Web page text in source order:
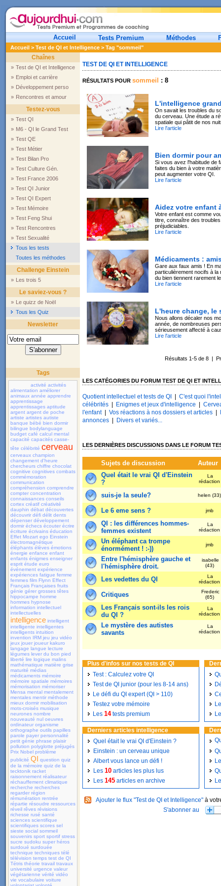
Accueil Tests Premium Méthodes
Accueil > Test de QI et Intelligence > Tag "sommeil"
Chaînes
» Test de QI et Intelligence
» Emploi et carrière
» Développement perso
» Rencontres et amour
Testez-vous
» Test QI
» M6 - QI le Grand Test
» Test QE
» Test Métier
» Test Bilan Pro
» Test Culture Gén.
» Test France 2006
» Test QI Junior
» Test QI Expert
» Test Mémoire
» Test Feng Shui
» Test Rencontres
» Test Sexualité
Tous les tests
Toutes les méthodes
Challenge Einstein
» Les trois 5
Le saviez-vous ?
» Le quizz de Noël
Tous les Quiz
Newsletter
Tags
activité activités
alimentation améliorer
animaux année apprendre
apprentissage
apprentissages aptitude
argent argent de poche
artiste artistes autiste
banque bébé bien dormir
bilingue bodylanguage
budget café calcul mental
capacité capacités casse-
tête célébrité cerveau
cerveaux champion
changement d'heure
chercheurs chiffre chocolat
cognitive cognitives combats
commémoration
communication
compréhension comprendre
compter concentration
connaissances conseils
cortex créatif créativité
dauphin débat découvertes
découvrir défi délit dents
dépenser développement
dormir échecs écouter écrire
écriture écrivains éducation
Effet Mozart ego Einstein
électromagnétique
éléphants élèves émotions
énergie enfance enfant
enfants énigmes enseigner
esprit étude euro
événement expérience
expériences fatigue femme
femmes film Flynn Effect
Français Françaises fruits
génie gérer grosses têtes
hippocampe homme
hommes hypnose
information intellectuel
intellectuelles
intelligence intelligent
intelligente intelligentes
intelligents intuition
invention IRM jeu jeu vidéo
jeux jouer joueur kakuro
langage langue lecture
légumes lever du bon pied
liberté lire logique malins
mathématique matière grise
maturité médias
médicaments mémoire
mémoire spatiale mémoires
mémorisation mémoriser
Mensa mental mentalement
mentales mentir méthode
mieux dormir mobilisation
mots-croisés musique
neurones nombre
nouveauté nul oeuvres
ordinateur organisme
orthographe outils papilles
parole payer personnalité
petit génie phrase plaisir
pollution polyglotte préjugés
Prix Nobel problème
publicité QI question quiz
de la mémoire quiz de la
tecktonik racket
raisonnement réalisateur
réchauffement climatique
recherche recherches
regarder région
rémunération rentrée
répartie résoudre ressources
réveil rêves révisions
richesse rusé santé
sciences scientifique
scientifiques scores sel
sieste social sommeil
souvenirs sport sportif stress
sucre sudoku super héros
surdoué surdouée
technique techniques télé
télévision temps test de QI
Tétris théorie travail travaux
université urgence valeur
végétarienne vérité vidéo
vie vocabulaire voiture
TEST DE QI ET INTELLIGENCE
RÉSULTATS POUR sommeil : 8
L'intelligence
On savait les troubles du
du cerveau. Une étude a
spatiale qui pâtit de nos
Lire l'article
Bien dormir pour
Si vous avez l'habitude de
faites du bien à votre
peut augmenter votre QI.
Lire l'article
Aidez votre enfant
Votre enfant est comme
titre, connaître des
préjudiciables.
Lire l'article
Médicaments :
Gare aux faux amis ! En
particulièrement nocifs à
du bien tiennent rarement
Lire l'article
L'heure change, le
Nous allons décaler nos
année, de nombreuses
sérieusement affecté à
Lire l'article
Résultats 1-5 de 8 |
LES CATÉGORIES DU FORUM TEST DE QI ET
Quotient intellectuel et tests de QI
C'est quoi
célébrités
Enigmes et jeux d'intelligence
l'enfant| Vos réactions à nos dossiers et articles
annonces
Divers et variés...
LES DERNIÈRES DISCUSSIONS DANS LE FORUM
Sujets de discussion
Auteur
Quel était le vrai QI d'Einstein
?
La
rédaction
suis-je la seule? helen
Le 6 eme sens ? jmb
QI : les différences hommes-
femmes existent
La
rédaction
Un éléphant ca trompe
énormément ! :-))
jmb
Entre l'hémisphère gauche et
l'hémisphère droit.
isabelle
(43)
Les vedettes du QI
La
rédaction
Critiques
Frederic
(65)
Les Français sont-ils les rois
du QI ?
La
rédaction
Le mystère des autistes
savants
La
rédaction
Plus d'infos sur nos tests de QI
Test : Calculez votre QI
Test de QI junior (pour les 8-14 ans)
Le défi du QI expert (QI > 110)
Testez votre mémoire
Les 14tests premium
Derniers articles intelligence
Quel était le vrai QI d'Einstein ?
Einstein : un cerveau unique
Albert vous lance un défi !
Les 10 articles les plus lus
Les 145 articles en archive
Ajouter le flux "Test de QI et Intelligence" à